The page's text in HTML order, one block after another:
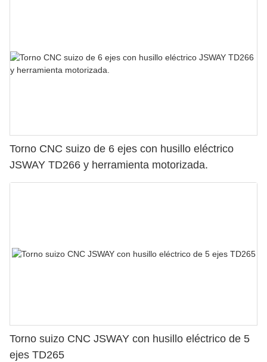
Torno CNC suizo de 6 ejes con husillo eléctrico
JSWAY TD266 y herramienta motorizada.
Torno suizo CNC JSWAY con husillo eléctrico de 5
ejes TD265